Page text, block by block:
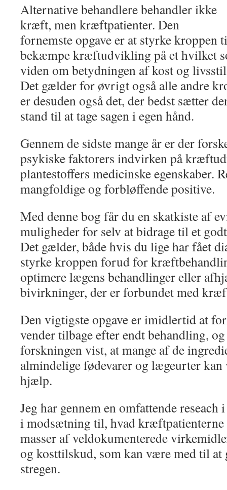
Alternative behandlere behandler ikke
kræft, men kræftpatienter. Den
fornemste opgave er at styrke kroppen
bekæmpe kræftudvikling på et hvilket
viden om betydningen af kost og
Det gælder for øvrigt også alle andre
er desuden også det, der bedst sætter
stand til at tage sagen i egen hånd.
Gennem de sidste mange år er der
psykiske faktorers indvirken på
plantestoffers medicinske egenskaber.
mangfoldige og forbløffende positive.
Med denne bog får du en skatkiste af
muligheder for selv at bidrage til et
Det gælder, både hvis du lige har fået
styrke kroppen forud for
optimere lægens behandlinger eller
bivirkninger, der er forbundet med
Den vigtigste opgave er imidlertid at
vender tilbage efter endt behandling,
forskningen vist, at mange af de
almindelige fødevarer og lægeurter
hjælp.
Jeg har gennem en omfattende reseach
i modsætning til, hvad kræftpatienterne
masser af veldokumenterede
og kosttilskud, som kan være med til
stregen.